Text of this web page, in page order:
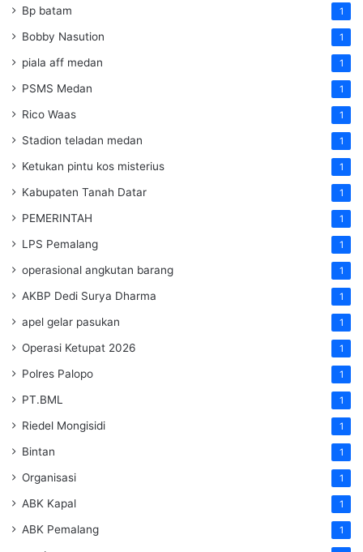
Bp batam 1
Bobby Nasution 1
piala aff medan 1
PSMS Medan 1
Rico Waas 1
Stadion teladan medan 1
Ketukan pintu kos misterius 1
Kabupaten Tanah Datar 1
PEMERINTAH 1
LPS Pemalang 1
operasional angkutan barang 1
AKBP Dedi Surya Dharma 1
apel gelar pasukan 1
Operasi Ketupat 2026 1
Polres Palopo 1
PT.BML 1
Riedel Mongisidi 1
Bintan 1
Organisasi 1
ABK Kapal 1
ABK Pemalang 1